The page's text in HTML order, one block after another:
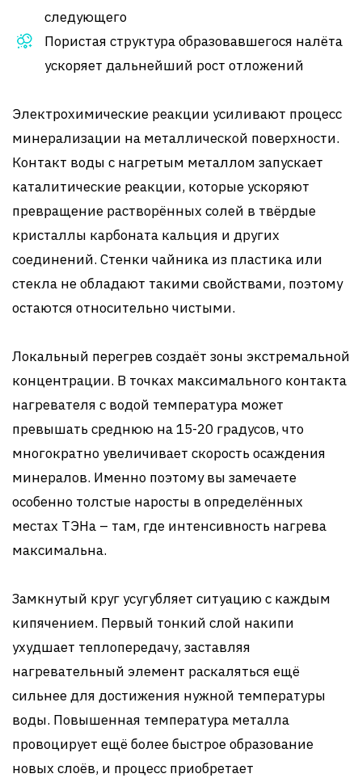
следующего
Пористая структура образовавшегося налёта
ускоряет дальнейший рост отложений
Электрохимические реакции усиливают процесс
минерализации на металлической поверхности.
Контакт воды с нагретым металлом запускает
каталитические реакции, которые ускоряют
превращение растворённых солей в твёрдые
кристаллы карбоната кальция и других
соединений. Стенки чайника из пластика или
стекла не обладают такими свойствами, поэтому
остаются относительно чистыми.
Локальный перегрев создаёт зоны экстремальной
концентрации. В точках максимального контакта
нагревателя с водой температура может
превышать среднюю на 15-20 градусов, что
многократно увеличивает скорость осаждения
минералов. Именно поэтому вы замечаете
особенно толстые наросты в определённых
местах ТЭНа – там, где интенсивность нагрева
максимальна.
Замкнутый круг усугубляет ситуацию с каждым
кипячением. Первый тонкий слой накипи
ухудшает теплопередачу, заставляя
нагревательный элемент раскаляться ещё
сильнее для достижения нужной температуры
воды. Повышенная температура металла
провоцирует ещё более быстрое образование
новых слоёв, и процесс приобретает